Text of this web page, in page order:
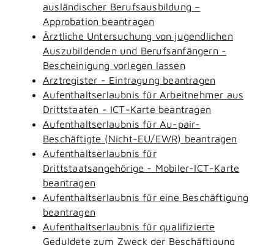
ausländischer Berufsausbildung –
Approbation beantragen
Ärztliche Untersuchung von jugendlichen
Auszubildenden und Berufsanfängern -
Bescheinigung vorlegen lassen
Arztregister - Eintragung beantragen
Aufenthaltserlaubnis für Arbeitnehmer aus
Drittstaaten - ICT-Karte beantragen
Aufenthaltserlaubnis für Au-pair-
Beschäftigte (Nicht-EU/EWR) beantragen
Aufenthaltserlaubnis für
Drittstaatsangehörige - Mobiler-ICT-Karte
beantragen
Aufenthaltserlaubnis für eine Beschäftigung
beantragen
Aufenthaltserlaubnis für qualifizierte
Geduldete zum Zweck der Beschäftigung